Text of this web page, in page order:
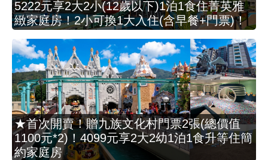
5222元享2大2小(12歲以下)1泊1食住菁英雅
緻家庭房！2小可換1大入住(含早餐+門票)！
★首次開賣！贈九族文化村門票2張(總價值
1100元*2)！4099元享2大2幼1泊1食升等住簡
約家庭房